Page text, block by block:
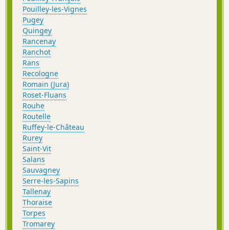
Pouilley-les-Vignes
Pugey
Quingey
Rancenay
Ranchot
Rans
Recologne
Romain (Jura)
Roset-Fluans
Rouhe
Routelle
Ruffey-le-Château
Rurey
Saint-Vit
Salans
Sauvagney
Serre-les-Sapins
Tallenay
Thoraise
Torpes
Tromarey